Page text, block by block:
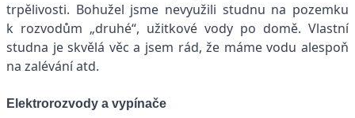
trpělivosti. Bohužel jsme nevyužili studnu na pozemku
k rozvodům „druhé“, užitkové vody po domě. Vlastní
studna je skvělá věc a jsem rád, že máme vodu alespoň
na zalévání atd.
Elektrorozvody a vypínače